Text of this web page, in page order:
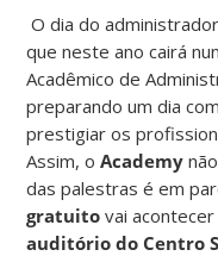
O dia do
que neste ano cairá
Acadêmico de
preparando um dia
prestigiar os
Assim, oAcademy
das palestras é em
gratuitovai acontecer
auditório do Centro